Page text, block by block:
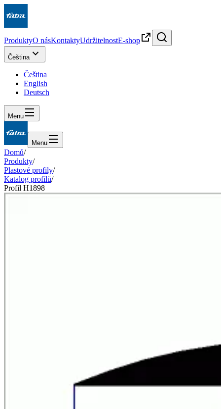
ProduktyO násKontaktyUdržitelnostE-shop
Čeština
Čeština
English
Deutsch
Menu
Menu
Domů/
Produkty/
Plastové profily/
Katalog profilů/
Profil H1898